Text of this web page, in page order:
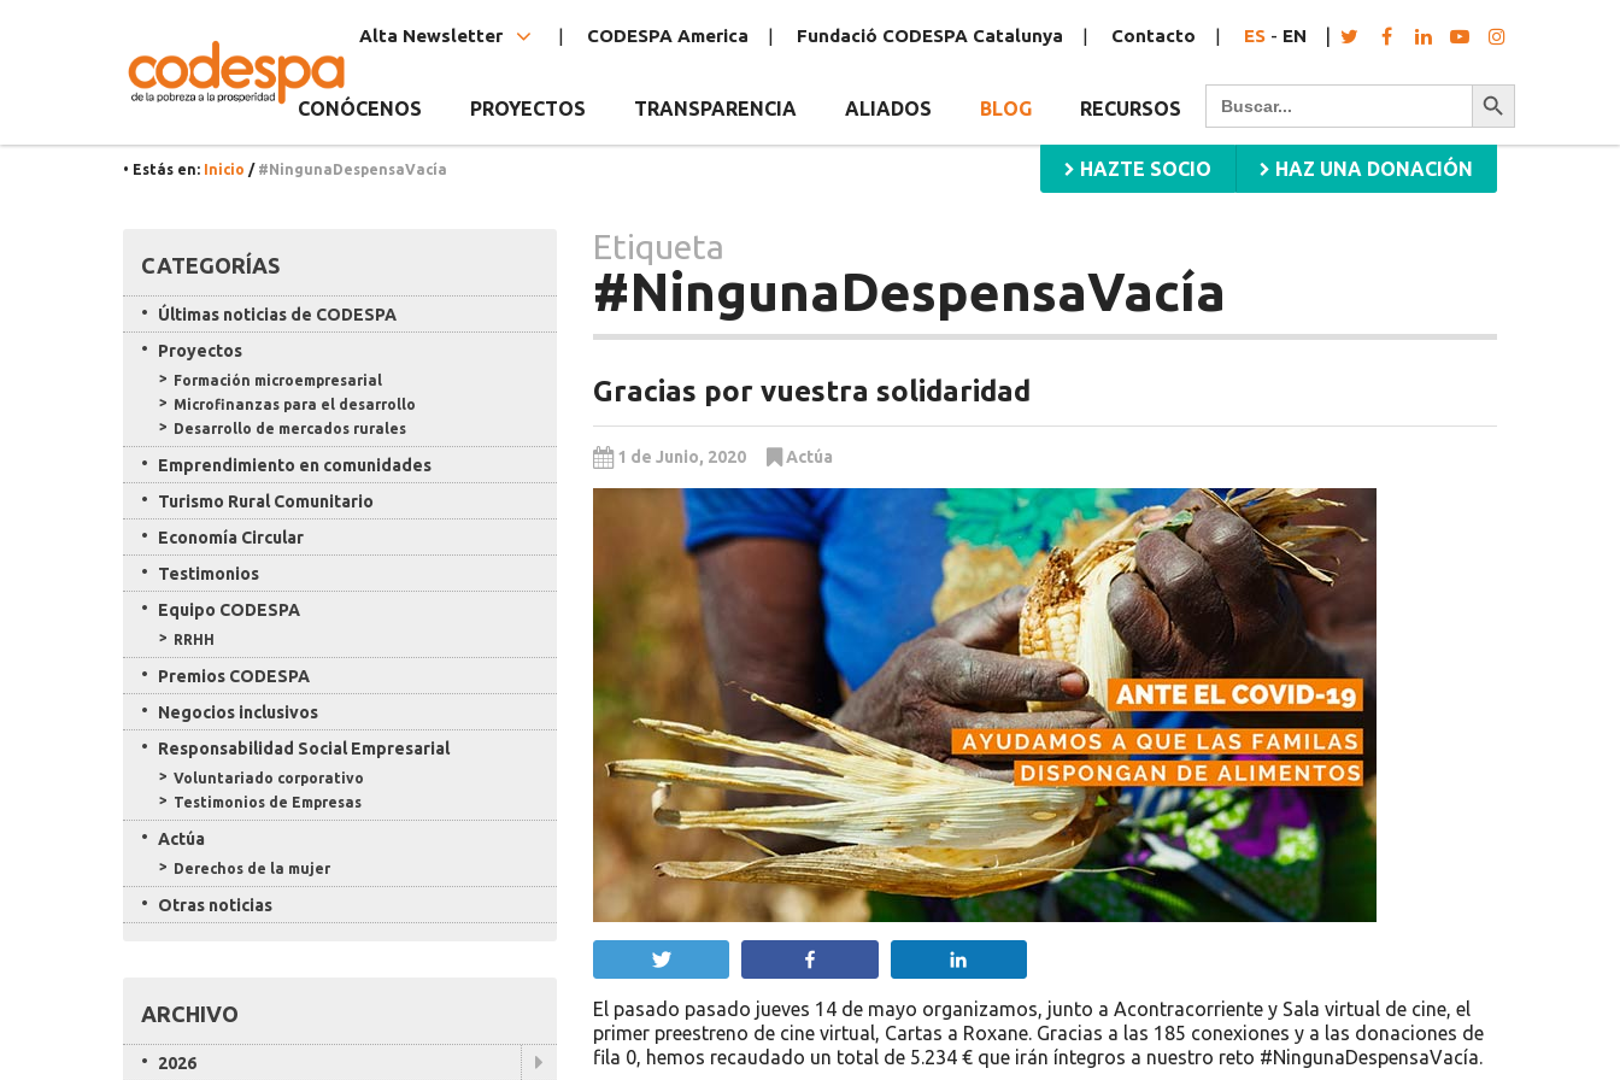
#NingunaDespensaVacía
Alta Newsletter CODESPA America Fundació CODESPA Catalunya Contacto ES - EN
CONÓCENOS PROYECTOS TRANSPARENCIA ALIADOS BLOG RECURSOS
Buscar: Botón de búsqueda
HAZTE SOCIO HAZ UNA DONACIÓN
• Estás en: Inicio / #NingunaDespensaVacía
Etiqueta
#NingunaDespensaVacía
Gracias por vuestra solidaridad
1 de Junio, 2020 Actúa
El pasado pasado jueves 14 de mayo organizamos, junto a Acontracorriente y Sala virtual de cine, el
primer preestreno de cine virtual, Cartas a Roxane. Gracias a las 185 conexiones y a las donaciones de
fila 0, hemos recaudado un total de 5.234 € que irán íntegros a nuestro reto #NingunaDespensaVacía.
CATEGORÍAS
Últimas noticias de CODESPA
Proyectos
Formación microempresarial
Microfinanzas para el desarrollo
Desarrollo de mercados rurales
Emprendimiento en comunidades
Turismo Rural Comunitario
Economía Circular
Testimonios
Equipo CODESPA
RRHH
Premios CODESPA
Negocios inclusivos
Responsabilidad Social Empresarial
Voluntariado corporativo
Testimonios de Empresas
Actúa
Derechos de la mujer
Otras noticias
ARCHIVO
2026